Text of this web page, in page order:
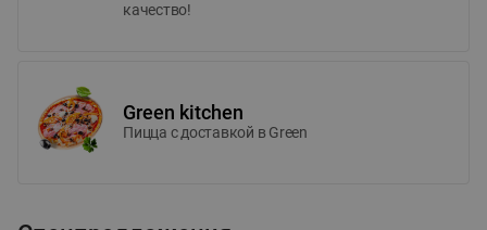
качество!
Green kitchen
Пицца c доставкой в Green